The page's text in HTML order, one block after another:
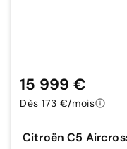
Citroën C5
15 999 €
Dès 173 €/mois